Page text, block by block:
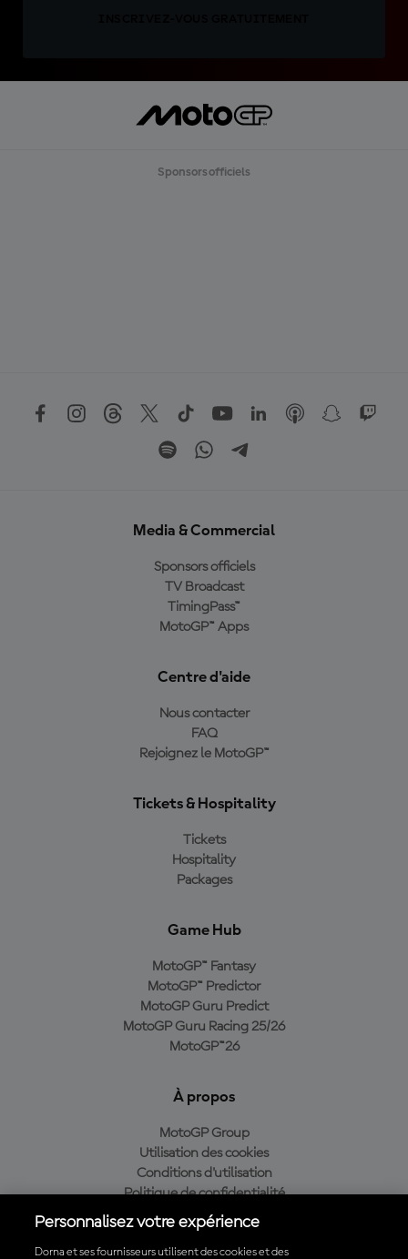
Sponsors officiels
Media & Commercial
Sponsors officiels
TV Broadcast
TimingPass™
MotoGP™ Apps
Centre d'aide
Nous contacter
FAQ
Rejoignez le MotoGP™
Tickets & Hospitality
Tickets
Hospitality
Packages
Game Hub
MotoGP™ Fantasy
MotoGP™ Predictor
MotoGP Guru Predict
MotoGP Guru Racing 25/26
MotoGP™26
À propos
MotoGP Group
Utilisation des cookies
Conditions d'utilisation
Politique de confidentialité
Politique d’achat
Personnalisez votre expérience
Dorna et ses fournisseurs utilisent des cookies et des